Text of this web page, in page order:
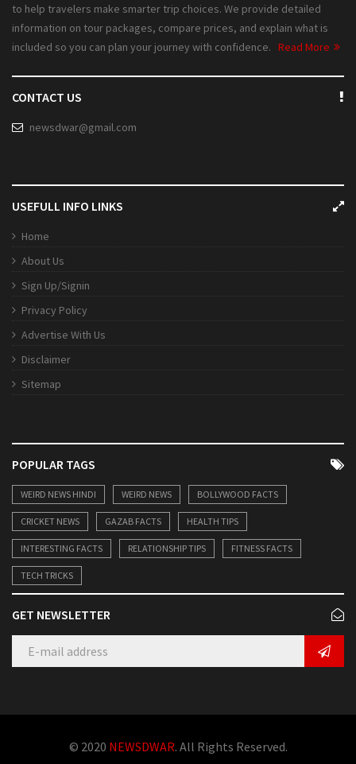
to help travelers make smarter trip choices. We provide detailed
information on tour packages, compare prices, and explain what is
included so you can plan your journey with confidence. Read More
CONTACT US
newsdwar@gmail.com
USEFULL INFO LINKS
Home
About Us
Sign Up/Signin
Privacy Policy
Advertise With Us
Disclaimer
Sitemap
POPULAR TAGS
WEIRD NEWS HINDI WEIRD NEWS BOLLYWOOD FACTS
CRICKET NEWS GAZAB FACTS HEALTH TIPS
INTERESTING FACTS RELATIONSHIP TIPS FITNESS FACTS
TECH TRICKS
GET NEWSLETTER
© 2020 NEWSDWAR. All Rights Reserved.